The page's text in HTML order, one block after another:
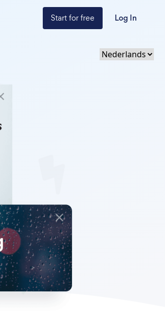
Start for free Log In